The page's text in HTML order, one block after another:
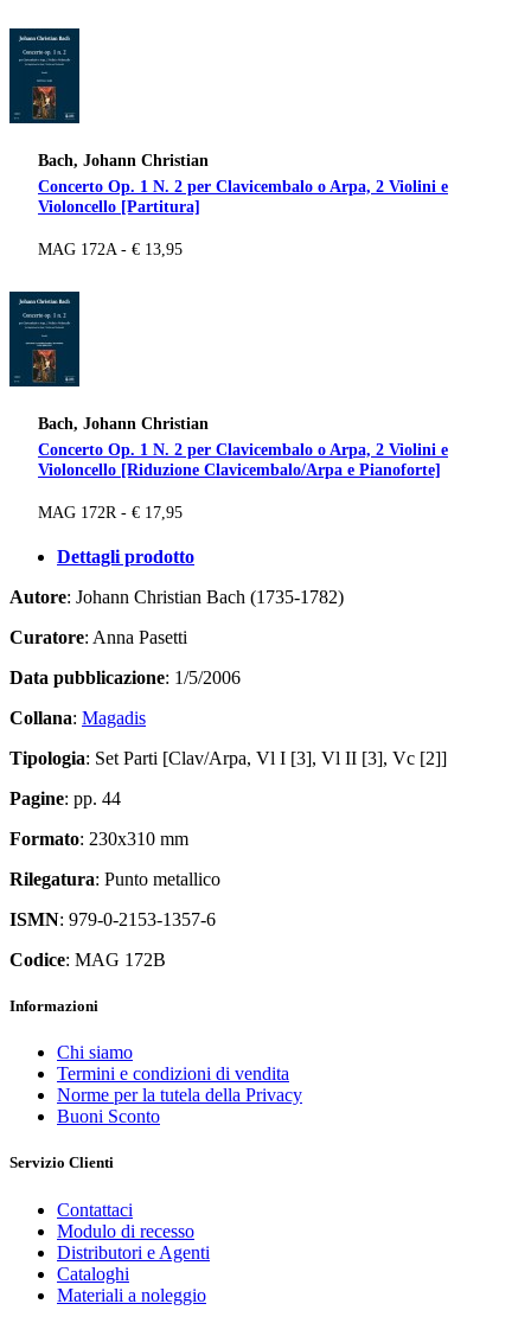
Bach, Johann Christian
Concerto Op. 1 N. 2 per Clavicembalo o Arpa, 2 Violini e
Violoncello [Partitura]
MAG 172A - € 13,95
Bach, Johann Christian
Concerto Op. 1 N. 2 per Clavicembalo o Arpa, 2 Violini e
Violoncello [Riduzione Clavicembalo/Arpa e Pianoforte]
MAG 172R - € 17,95
Dettagli prodotto
Autore: Johann Christian Bach (1735-1782)
Curatore: Anna Pasetti
Data pubblicazione: 1/5/2006
Collana: Magadis
Tipologia: Set Parti [Clav/Arpa, Vl I [3], Vl II [3], Vc [2]]
Pagine: pp. 44
Formato: 230x310 mm
Rilegatura: Punto metallico
ISMN: 979-0-2153-1357-6
Codice: MAG 172B
Informazioni
Chi siamo
Termini e condizioni di vendita
Norme per la tutela della Privacy
Buoni Sconto
Servizio Clienti
Contattaci
Modulo di recesso
Distributori e Agenti
Cataloghi
Materiali a noleggio